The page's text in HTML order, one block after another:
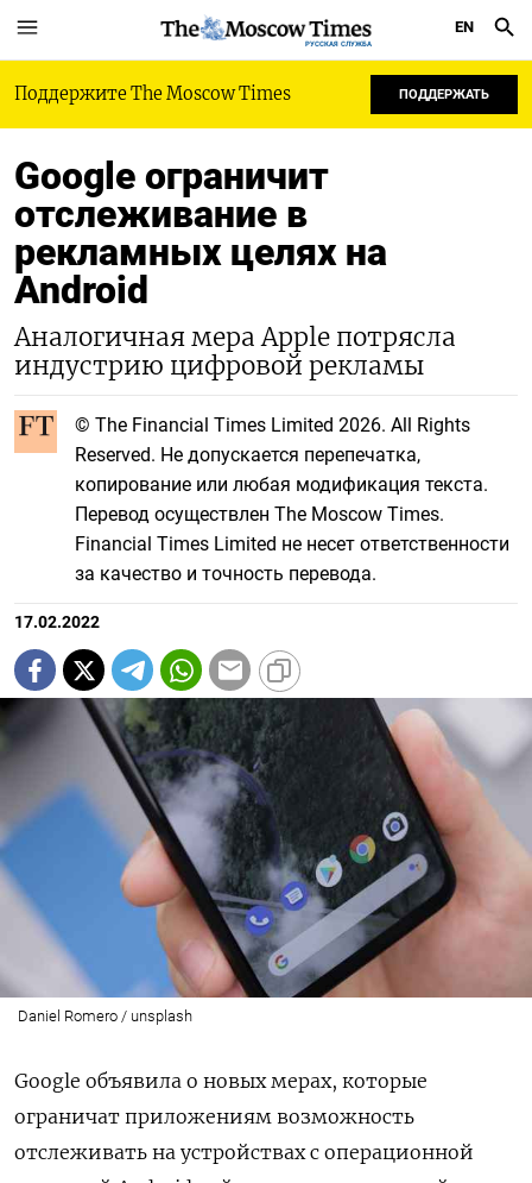
РУССКАЯ СЛУЖБА
EN
Поддержите The Moscow Times ПОДДЕРЖАТЬ
Google ограничит
отслеживание в
рекламных целях на
Android
Аналогичная мера Apple потрясла
индустрию цифровой рекламы
© The Financial Times Limited 2026. All Rights
Reserved. Не допускается перепечатка,
копирование или любая модификация текста.
Перевод осуществлен The Moscow Times.
Financial Times Limited не несет ответственности
за качество и точность перевода.
17.02.2022
Daniel Romero / unsplash
Google объявила о новых мерах, которые
ограничат приложениям возможность
отслеживать на устройствах с операционной